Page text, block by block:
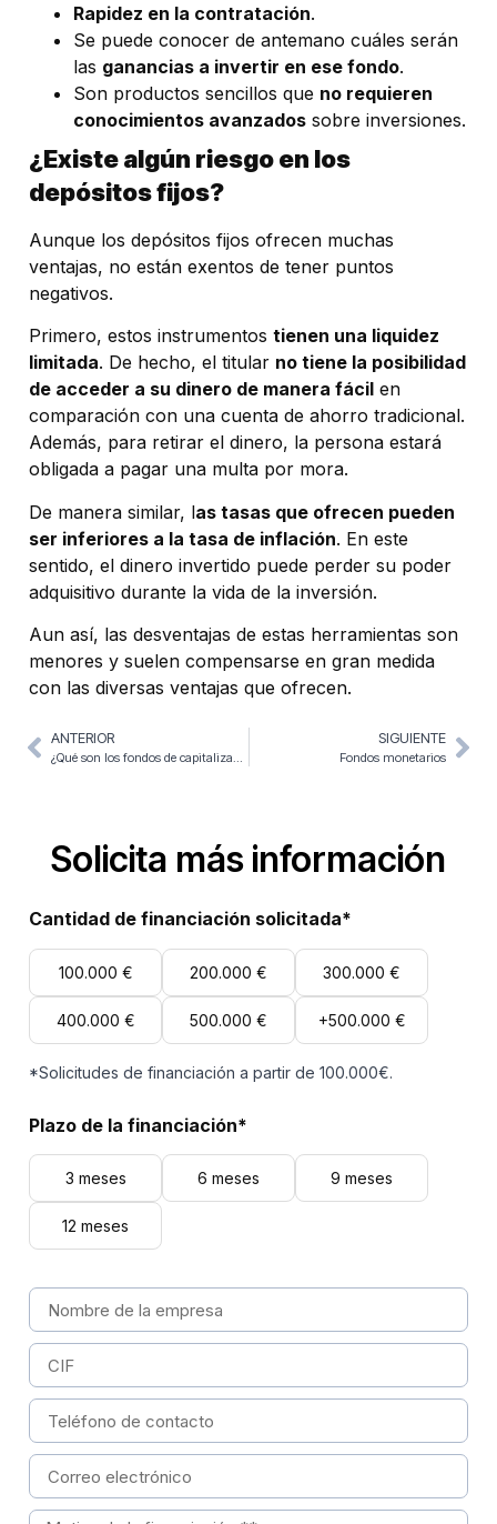
Rapidez en la contratación.
Se puede conocer de antemano cuáles serán
las ganancias a invertir en ese fondo.
Son productos sencillos que no requieren
conocimientos avanzados sobre inversiones.
¿Existe algún riesgo en los
depósitos fijos?
Aunque los depósitos fijos ofrecen muchas
ventajas, no están exentos de tener puntos
negativos.
Primero, estos instrumentos tienen una liquidez
limitada. De hecho, el titular no tiene la posibilidad
de acceder a su dinero de manera fácil en
comparación con una cuenta de ahorro tradicional.
Además, para retirar el dinero, la persona estará
obligada a pagar una multa por mora.
De manera similar, las tasas que ofrecen pueden
ser inferiores a la tasa de inflación. En este
sentido, el dinero invertido puede perder su poder
adquisitivo durante la vida de la inversión.
Aun así, las desventajas de estas herramientas son
menores y suelen compensarse en gran medida
con las diversas ventajas que ofrecen.
ANTERIOR
¿Qué son los fondos de capitalización?
SIGUIENTE
Fondos monetarios
Solicita más información
Cantidad de financiación solicitada*
100.000 € 200.000 € 300.000 €
400.000 € 500.000 € +500.000 €
*Solicitudes de financiación a partir de 100.000€.
Plazo de la financiación*
3 meses 6 meses 9 meses
12 meses